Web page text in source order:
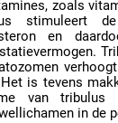
zoals
stimuleert
en
is tevens
van
in de